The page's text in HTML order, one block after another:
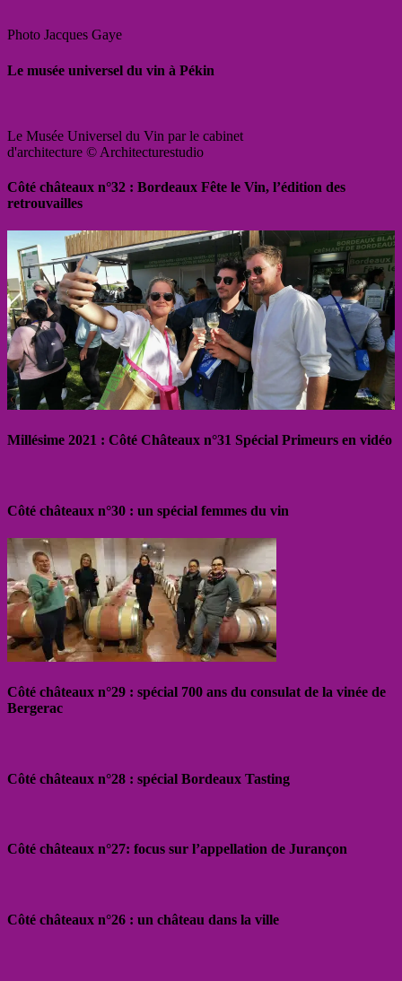
Photo Jacques Gaye
Le musée universel du vin à Pékin
Le Musée Universel du Vin par le cabinet
d'architecture © Architecturestudio
Côté châteaux n°32 : Bordeaux Fête le Vin, l’édition des
retrouvailles
Millésime 2021 : Côté Châteaux n°31 Spécial Primeurs en vidéo
Côté châteaux n°30 : un spécial femmes du vin
Côté châteaux n°29 : spécial 700 ans du consulat de la vinée de
Bergerac
Côté châteaux n°28 : spécial Bordeaux Tasting
Côté châteaux n°27: focus sur l’appellation de Jurançon
Côté châteaux n°26 : un château dans la ville